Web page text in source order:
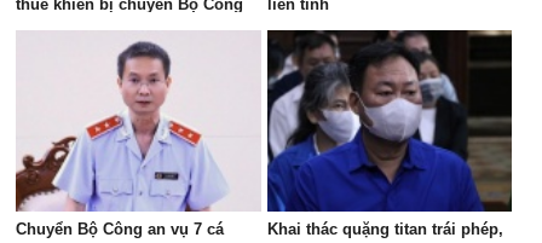
thuế khiến bị chuyển Bộ Công
an xem xét?
liên tỉnh
Chuyển Bộ Công an vụ 7 cá
Khai thác quặng titan trái phép,